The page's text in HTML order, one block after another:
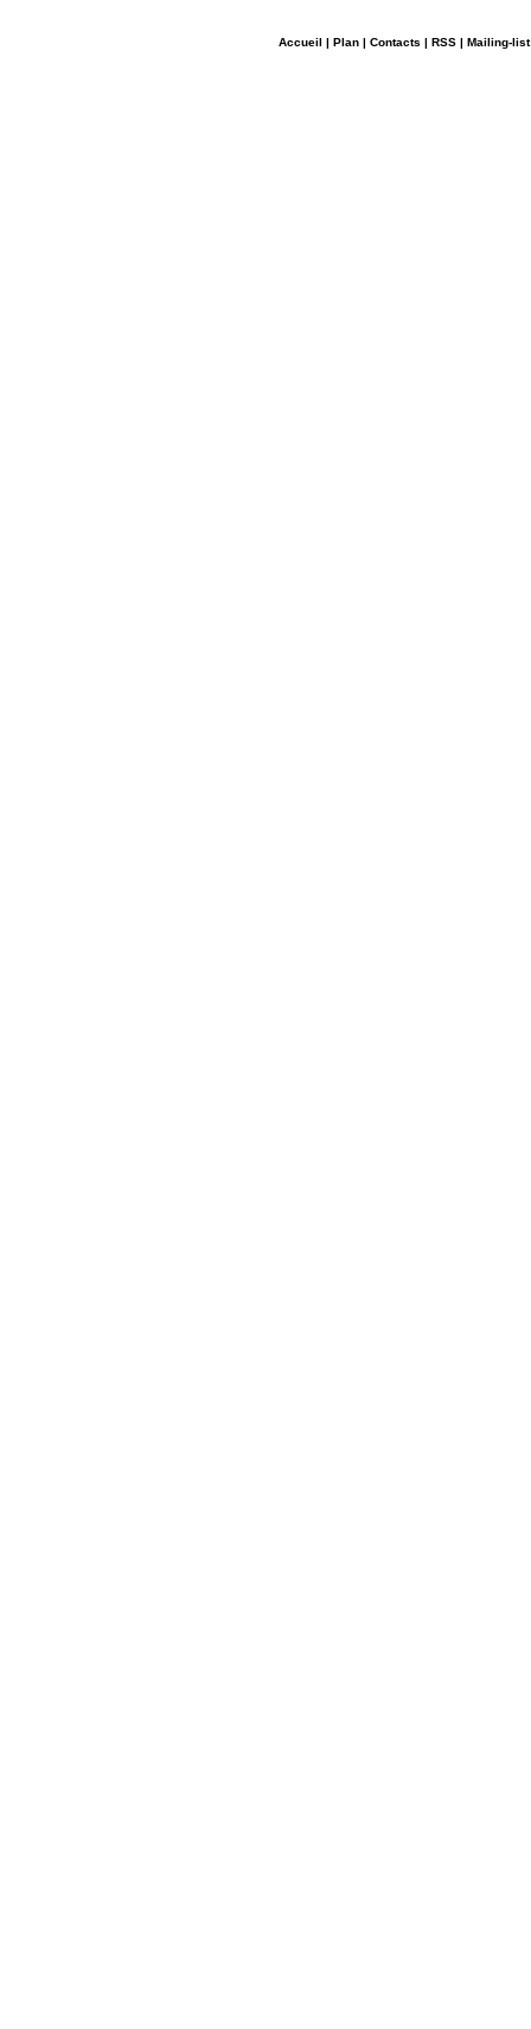
Accueil | Plan | Contacts | RSS | Mailing-list